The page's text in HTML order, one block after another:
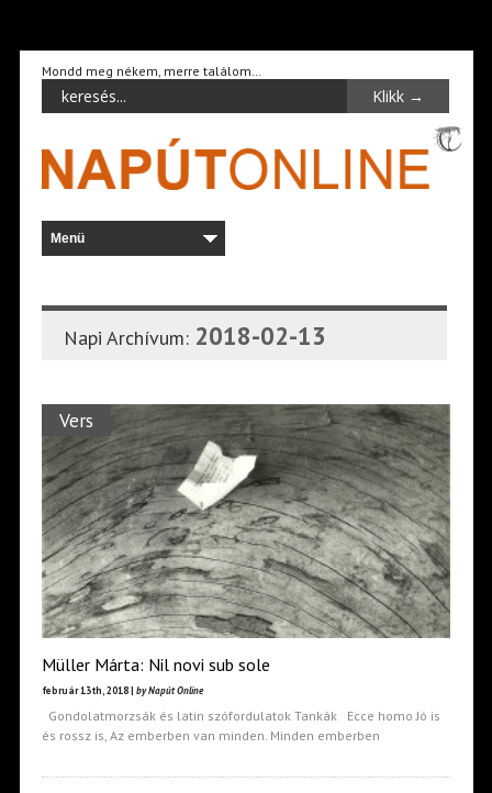
Mondd meg nékem, merre találom…
Napi Archívum: 2018-02-13
Vers
Müller Márta: Nil novi sub sole
február 13th, 2018 | by Napút Online
Gondolatmorzsák és latin szófordulatok Tankák Ecce homo Jó is
és rossz is, Az emberben van minden. Minden emberben